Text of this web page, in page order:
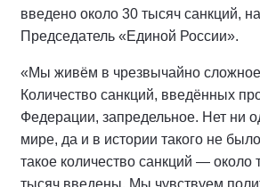
введено около 30 тысяч санкций,
Председатель «Единой России».
«Мы живём в чрезвычайно
Количество санкций, введённых
Федерации, запредельное. Нет ни
мире, да и в истории такого не
такое количество санкций — около
тысяч введены. Мы чувствуем